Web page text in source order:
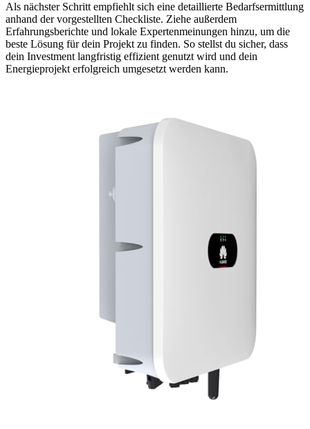
Als nächster Schritt empfiehlt sich eine detaillierte Bedarfsermittlung
anhand der vorgestellten Checkliste. Ziehe außerdem
Erfahrungsberichte und lokale Expertenmeinungen hinzu, um die
beste Lösung für dein Projekt zu finden. So stellst du sicher, dass
dein Investment langfristig effizient genutzt wird und dein
Energieprojekt erfolgreich umgesetzt werden kann.